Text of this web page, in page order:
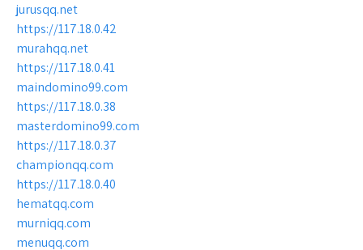
jurusqq.net
https://117.18.0.42
murahqq.net
https://117.18.0.41
maindomino99.com
https://117.18.0.38
masterdomino99.com
https://117.18.0.37
championqq.com
https://117.18.0.40
hematqq.com
murniqq.com
menuqq.com